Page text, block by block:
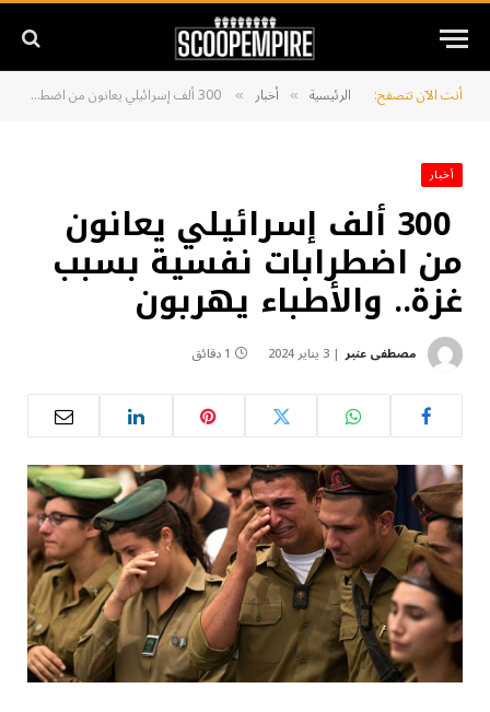
أنت الآن تتصفح: الرئيسية » أخبار »
أخبار
300 ألف إسرائيلي يعانون
من اضطرابات نفسية بسبب
غزة.. والأطباء يهربون
مصطفى عنبر 3 يناير 2024 1 دقائق